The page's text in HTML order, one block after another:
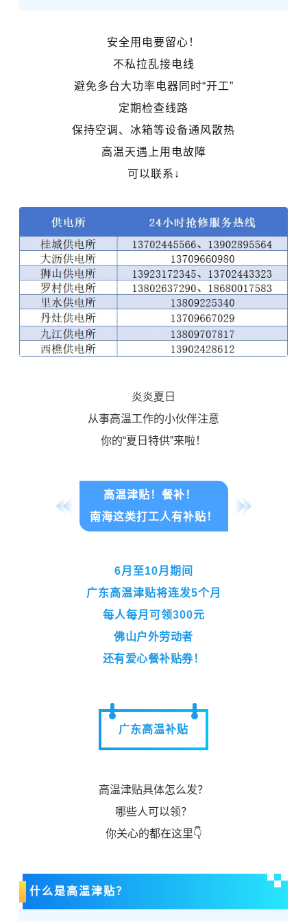
安全用电要留心！
不私拉乱接电线
避免多台大功率电器同时“开工”
定期检查线路
保持空调、冰箱等设备通风散热
高温天遇上用电故障
可以联系↓
炎炎夏日
从事高温工作的小伙伴注意
你的“夏日特供”来啦！
高温津贴！餐补！
南海这类打工人有补贴！
6月至10月期间
广东高温津贴将连发5个月
每人每月可领300元
佛山户外劳动者
还有爱心餐补贴券！
广东高温补贴
高温津贴具体怎么发？
哪些人可以领？
你关心的都在这里👇
什么是高温津贴？